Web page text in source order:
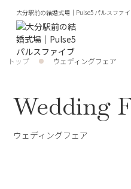
大分駅前の結婚式場｜Pulse5 パルスファ
トップ ウェディングフェア
Wedding
ウェディングフェア